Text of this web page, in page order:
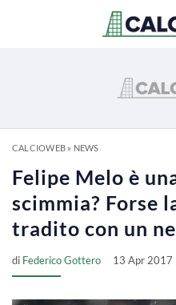
CALCIOWEB» NEWS
Felipe Melo è
scimmia? Forse
tradito con un
di Federico Gottero 13 Apr 2017